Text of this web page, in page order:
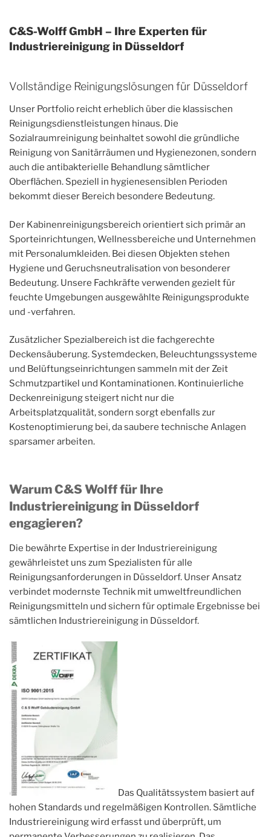
C&S-Wolff GmbH – Ihre Experten für
Industriereinigung in Düsseldorf
Vollständige Reinigungslösungen für Düsseldorf
Unser Portfolio reicht erheblich über die klassischen
Reinigungsdienstleistungen hinaus. Die
Sozialraumreinigung beinhaltet sowohl die gründliche
Reinigung von Sanitärräumen und Hygienezonen, sondern
auch die antibakterielle Behandlung sämtlicher
Oberflächen. Speziell in hygienesensiblen Perioden
bekommt dieser Bereich besondere Bedeutung.
Der Kabinenreinigungsbereich orientiert sich primär an
Sporteinrichtungen, Wellnessbereiche und Unternehmen
mit Personalumkleiden. Bei diesen Objekten stehen
Hygiene und Geruchsneutralisation von besonderer
Bedeutung. Unsere Fachkräfte verwenden gezielt für
feuchte Umgebungen ausgewählte Reinigungsprodukte
und -verfahren.
Zusätzlicher Spezialbereich ist die fachgerechte
Deckensäuberung. Systemdecken, Beleuchtungssysteme
und Belüftungseinrichtungen sammeln mit der Zeit
Schmutzpartikel und Kontaminationen. Kontinuierliche
Deckenreinigung steigert nicht nur die
Arbeitsplatzqualität, sondern sorgt ebenfalls zur
Kostenoptimierung bei, da saubere technische Anlagen
sparsamer arbeiten.
Warum C&S Wolff für Ihre
Industriereinigung in Düsseldorf
engagieren?
Die bewährte Expertise in der Industriereinigung
gewährleistet uns zum Spezialisten für alle
Reinigungsanforderungen in Düsseldorf. Unser Ansatz
verbindet modernste Technik mit umweltfreundlichen
Reinigungsmitteln und sichern für optimale Ergebnisse bei
sämtlichen Industriereinigung in Düsseldorf.
Das Qualitätssystem basiert auf
hohen Standards und regelmäßigen Kontrollen. Sämtliche
Industriereinigung wird erfasst und überprüft, um